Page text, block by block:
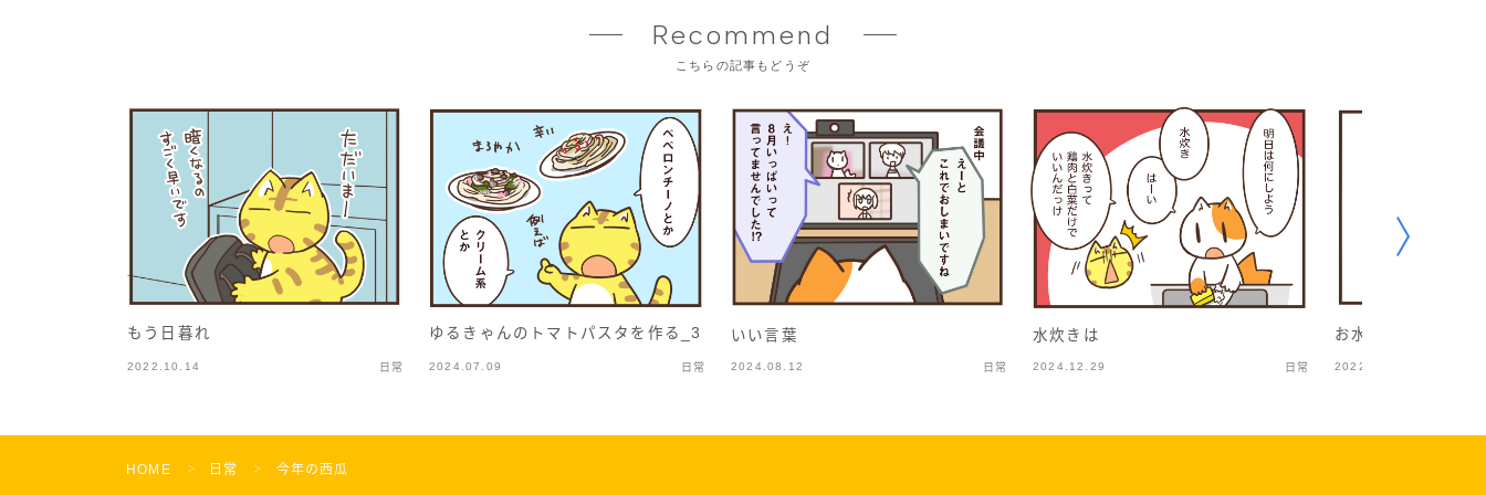
Recommend
こちらの記事もどうぞ
もう日暮れ
2022.10.14 日常
ゆるきゃんのトマトパスタを作る_3
2024.07.09 日常
いい言葉
2024.08.12 日常
水炊きは
2024.12.29 日常
お水を飲むだけと
2022.10.15
HOME ＞ 日常 ＞ 今年の西瓜